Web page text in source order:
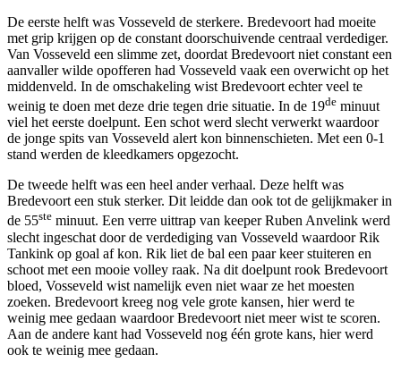
De eerste helft was Vosseveld de sterkere. Bredevoort had moeite
met grip krijgen op de constant doorschuivende centraal verdediger.
Van Vosseveld een slimme zet, doordat Bredevoort niet constant een
aanvaller wilde opofferen had Vosseveld vaak een overwicht op het
middenveld. In de omschakeling wist Bredevoort echter veel te
weinig te doen met deze drie tegen drie situatie. In de 19de minuut
viel het eerste doelpunt. Een schot werd slecht verwerkt waardoor
de jonge spits van Vosseveld alert kon binnenschieten. Met een 0-1
stand werden de kleedkamers opgezocht.
De tweede helft was een heel ander verhaal. Deze helft was
Bredevoort een stuk sterker. Dit leidde dan ook tot de gelijkmaker in
de 55ste minuut. Een verre uittrap van keeper Ruben Anvelink werd
slecht ingeschat door de verdediging van Vosseveld waardoor Rik
Tankink op goal af kon. Rik liet de bal een paar keer stuiteren en
schoot met een mooie volley raak. Na dit doelpunt rook Bredevoort
bloed, Vosseveld wist namelijk even niet waar ze het moesten
zoeken. Bredevoort kreeg nog vele grote kansen, hier werd te
weinig mee gedaan waardoor Bredevoort niet meer wist te scoren.
Aan de andere kant had Vosseveld nog één grote kans, hier werd
ook te weinig mee gedaan.